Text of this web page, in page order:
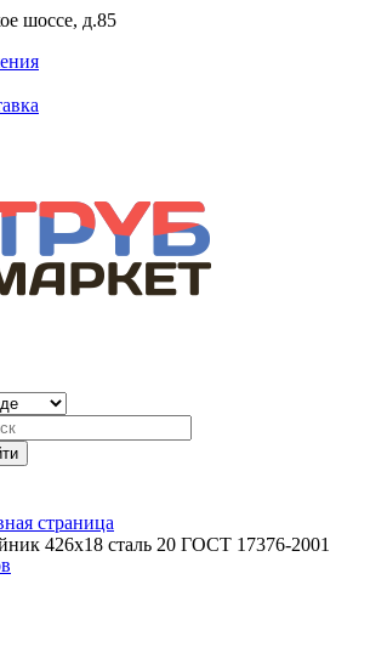
шоссе, д.85
страница
426х18 сталь 20 ГОСТ 17376-2001